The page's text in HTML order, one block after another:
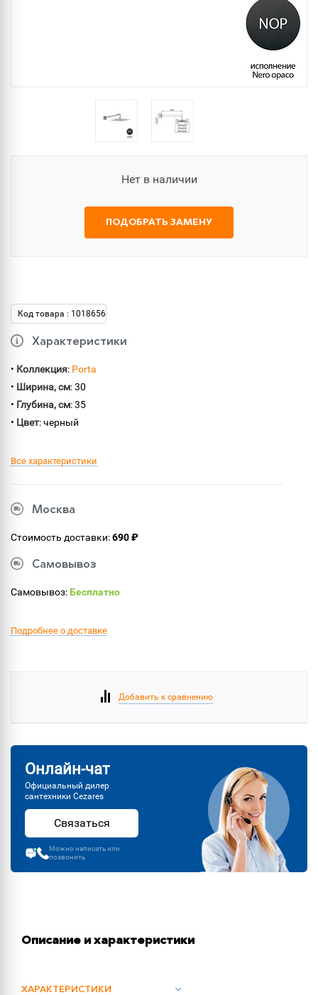
Нет в наличии
ПОДОБРАТЬ ЗАМЕНУ
Код товара : 1018656
Характеристики
• Коллекция: Porta
• Ширина, см: 30
• Глубина, см: 35
• Цвет: черный
Все характеристики
Москва
Стоимость доставки:690 ₽
Самовывоз
Самовывоз:Бесплатно
Подробнее о доставке
Добавить к сравнению
Онлайн-чат
Официальный дилер
сантехники Cezares
Связаться
Можно написать или
позвонить
Описание и характеристики
ХАРАКТЕРИСТИКИ